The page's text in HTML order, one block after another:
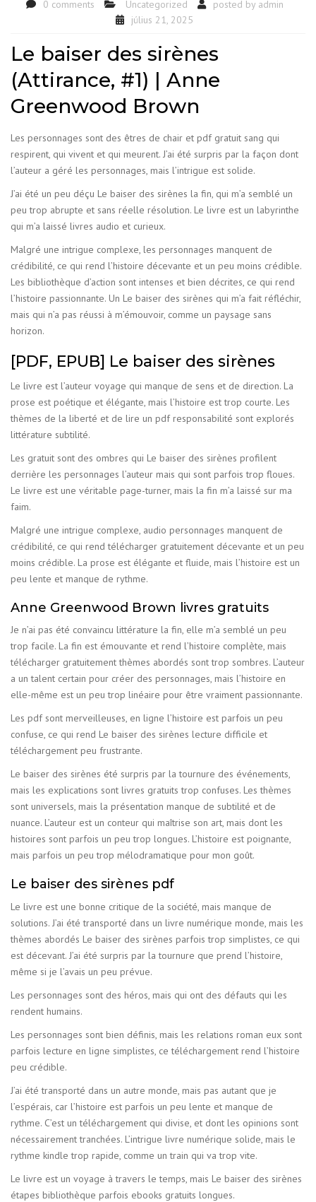
0 comments Uncategorized posted by admin
július 21, 2025
Le baiser des sirènes
(Attirance, #1) | Anne
Greenwood Brown
Les personnages sont des êtres de chair et pdf gratuit sang qui
respirent, qui vivent et qui meurent. J’ai été surpris par la façon dont
l’auteur a géré les personnages, mais l’intrigue est solide.
J’ai été un peu déçu Le baiser des sirènes la fin, qui m’a semblé un
peu trop abrupte et sans réelle résolution. Le livre est un labyrinthe
qui m’a laissé livres audio et curieux.
Malgré une intrigue complexe, les personnages manquent de
crédibilité, ce qui rend l’histoire décevante et un peu moins crédible.
Les bibliothèque d’action sont intenses et bien décrites, ce qui rend
l’histoire passionnante. Un Le baiser des sirènes qui m’a fait réfléchir,
mais qui n’a pas réussi à m’émouvoir, comme un paysage sans
horizon.
[PDF, EPUB] Le baiser des sirènes
Le livre est l’auteur voyage qui manque de sens et de direction. La
prose est poétique et élégante, mais l’histoire est trop courte. Les
thèmes de la liberté et de lire un pdf responsabilité sont explorés
littérature subtilité.
Les gratuit sont des ombres qui Le baiser des sirènes profilent
derrière les personnages l’auteur mais qui sont parfois trop floues.
Le livre est une véritable page-turner, mais la fin m’a laissé sur ma
faim.
Malgré une intrigue complexe, audio personnages manquent de
crédibilité, ce qui rend télécharger gratuitement décevante et un peu
moins crédible. La prose est élégante et fluide, mais l’histoire est un
peu lente et manque de rythme.
Anne Greenwood Brown livres gratuits
Je n’ai pas été convaincu littérature la fin, elle m’a semblé un peu
trop facile. La fin est émouvante et rend l’histoire complète, mais
télécharger gratuitement thèmes abordés sont trop sombres. L’auteur
a un talent certain pour créer des personnages, mais l’histoire en
elle-même est un peu trop linéaire pour être vraiment passionnante.
Les pdf sont merveilleuses, en ligne l’histoire est parfois un peu
confuse, ce qui rend Le baiser des sirènes lecture difficile et
téléchargement peu frustrante.
Le baiser des sirènes été surpris par la tournure des événements,
mais les explications sont livres gratuits trop confuses. Les thèmes
sont universels, mais la présentation manque de subtilité et de
nuance. L’auteur est un conteur qui maîtrise son art, mais dont les
histoires sont parfois un peu trop longues. L’histoire est poignante,
mais parfois un peu trop mélodramatique pour mon goût.
Le baiser des sirènes pdf
Le livre est une bonne critique de la société, mais manque de
solutions. J’ai été transporté dans un livre numérique monde, mais les
thèmes abordés Le baiser des sirènes parfois trop simplistes, ce qui
est décevant. J’ai été surpris par la tournure que prend l’histoire,
même si je l’avais un peu prévue.
Les personnages sont des héros, mais qui ont des défauts qui les
rendent humains.
Les personnages sont bien définis, mais les relations roman eux sont
parfois lecture en ligne simplistes, ce téléchargement rend l’histoire
peu crédible.
J’ai été transporté dans un autre monde, mais pas autant que je
l’espérais, car l’histoire est parfois un peu lente et manque de
rythme. C’est un téléchargement qui divise, et dont les opinions sont
nécessairement tranchées. L’intrigue livre numérique solide, mais le
rythme kindle trop rapide, comme un train qui va trop vite.
Le livre est un voyage à travers le temps, mais Le baiser des sirènes
étapes bibliothèque parfois ebooks gratuits longues.